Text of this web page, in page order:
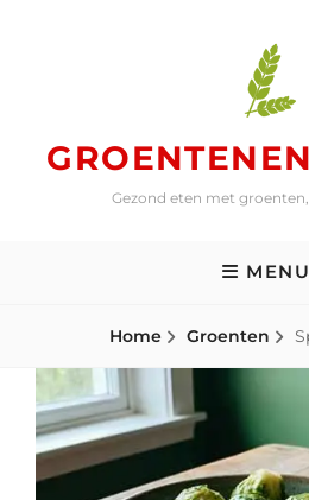
Gezond eten met
MENU
Home Groenten